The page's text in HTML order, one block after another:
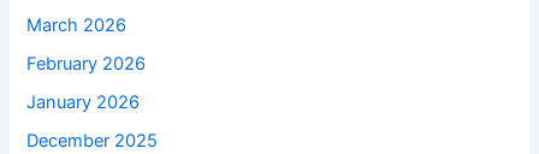
March 2026
February 2026
January 2026
December 2025